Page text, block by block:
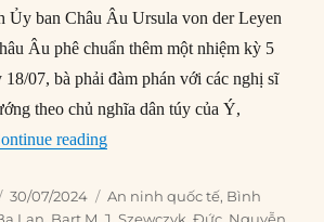
Ủy ban Châu Âu Ursula von der Leyen
Âu phê chuẩn thêm một nhiệm kỳ 5
18/07, bà phải đàm phán với các nghị sĩ
theo chủ nghĩa dân túy của Ý,
reading“Ai sẽ lấp đầy khoảng trống
Posted
on
30/07/2024 Categories
An ninh quốc tế, Bình
Lan, Bart M. J. Szewczyk,Đức, Nguyễn